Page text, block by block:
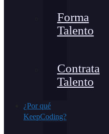
Forma
Talento
Contrata
Talento
¿Por qué
KeepCoding?